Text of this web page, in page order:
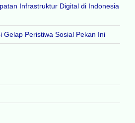
Infrastruktur Digital di Indonesia
Gelap Peristiwa Sosial Pekan Ini